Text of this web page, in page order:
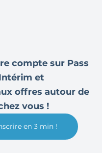
compte sur Pass
et
offres autour de
vous !
en 3 min !